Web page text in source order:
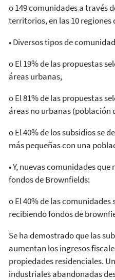
o 149 comunidades a través
territorios, en las 10 regiones
• Diversos tipos de
o El 19% de las propuestas
áreas urbanas,
o El 81% de las propuestas
áreas no urbanas (población
o El 40% de los subsidios se
más pequeñas con una
• Y, nuevas comunidades
fondos de Brownfields:
o El 40% de las
recibiendo fondos de
Se ha demostrado que las
aumentan los ingresos
propiedades residenciales.
industriales abandonadas